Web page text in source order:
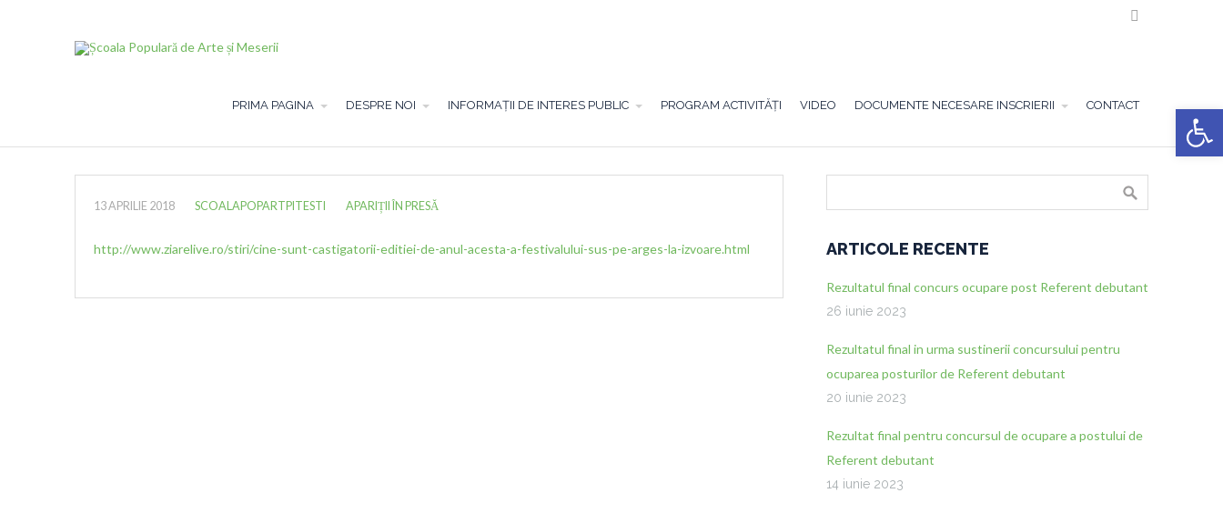

PRIMA PAGINA DESPRE NOI INFORMAȚII DE INTERES PUBLIC PROGRAM ACTIVITĂȚI VIDEO DOCUMENTE NECESARE INSCRIERII CONTACT
13 APRILIE 2018 SCOALAPOPARTPITESTI APARIȚII ÎN PRESĂ
http://www.ziarelive.ro/stiri/cine-sunt-castigatorii-editiei-de-anul-acesta-a-festivalului-sus-pe-arges-la-izvoare.html ARTICOLE RECENTE
Rezultatul final concurs ocupare post Referent debutant
26 iunie 2023
Rezultatul final in urma sustinerii concursului pentru
ocuparea posturilor de Referent debutant
20 iunie 2023
Rezultat final pentru concursul de ocupare a postului de
Referent debutant
14 iunie 2023
Deschide